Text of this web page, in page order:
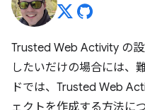
Trusted Web Activity の
したいだけの場合には、
ドでは、Trusted Web
ェクトを作成する方法に